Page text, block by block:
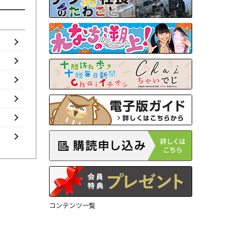
コンテンツ一覧